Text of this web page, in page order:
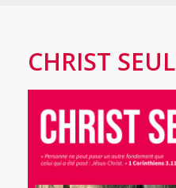
CHRIST SEUL